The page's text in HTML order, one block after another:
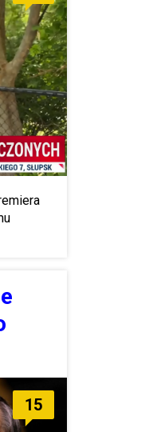
15